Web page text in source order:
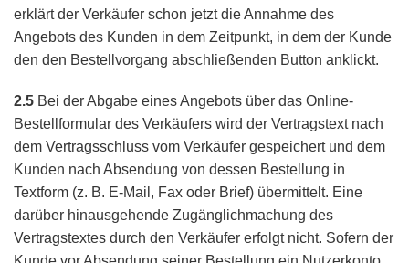
erklärt der Verkäufer schon jetzt die Annahme des
Angebots des Kunden in dem Zeitpunkt, in dem der Kunde
den den Bestellvorgang abschließenden Button anklickt.
2.5 Bei der Abgabe eines Angebots über das Online-
Bestellformular des Verkäufers wird der Vertragstext nach
dem Vertragsschluss vom Verkäufer gespeichert und dem
Kunden nach Absendung von dessen Bestellung in
Textform (z. B. E-Mail, Fax oder Brief) übermittelt. Eine
darüber hinausgehende Zugänglichmachung des
Vertragstextes durch den Verkäufer erfolgt nicht. Sofern der